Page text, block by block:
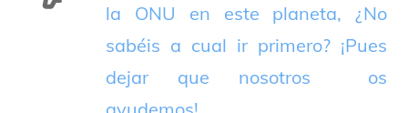
la ONU en este planeta, ¿No
sabéis a cual ir primero? ¡Pues
dejar que nosotros os
ayudemos!